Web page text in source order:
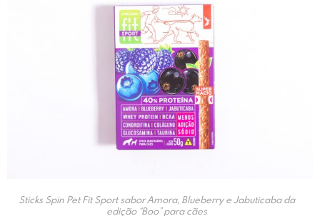
Sticks Spin Pet Fit Sport sabor Amora, Blueberry e Jabuticaba da
edição “Boo” para cães